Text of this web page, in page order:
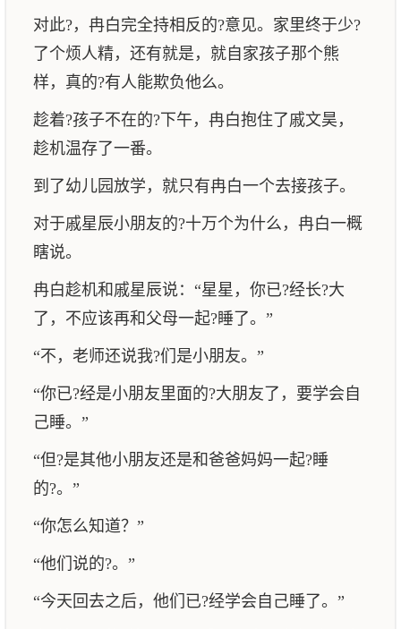
对此?，冉白完全持相反的?意见。家里终于少?
了个烦人精，还有就是，就自家孩子那个熊
样，真的?有人能欺负他么。
趁着?孩子不在的?下午，冉白抱住了戚文昊，
趁机温存了一番。
到了幼儿园放学，就只有冉白一个去接孩子。
对于戚星辰小朋友的?十万个为什么，冉白一概
瞎说。
冉白趁机和戚星辰说：“星星，你已?经长?大
了，不应该再和父母一起?睡了。”
“不，老师还说我?们是小朋友。”
“你已?经是小朋友里面的?大朋友了，要学会自
己睡。”
“但?是其他小朋友还是和爸爸妈妈一起?睡
的?。”
“你怎么知道？”
“他们说的?。”
“今天回去之后，他们已?经学会自己睡了。”